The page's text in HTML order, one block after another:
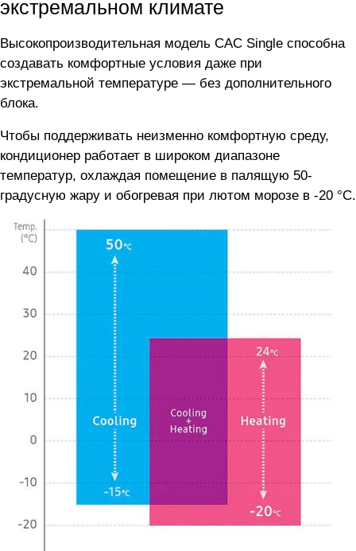
экстремальном климате
Высокопроизводительная модель CAC Single способна
создавать комфортные условия даже при
экстремальной температуре — без дополнительного
блока.
Чтобы поддерживать неизменно комфортную среду,
кондиционер работает в широком диапазоне
температур, охлаждая помещение в палящую 50-
градусную жару и обогревая при лютом морозе в -20 °C.